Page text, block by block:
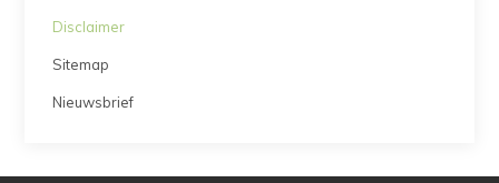
Disclaimer
Sitemap
Nieuwsbrief